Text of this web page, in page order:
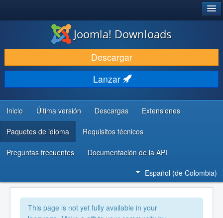
DESCARGAR
DESCUBRE Y APRENDE
COMUNIDAD Y AYUDA
RECURSOS PARA DESARROLLADORES
Joomla! Downloads
Descargar
Lanzar
Inicio Última versión Descargas Extensiones
Paquetes de idioma Requisitos técnicos
Preguntas frecuentes Documentación de la API
Español (de Colombia)
This page is not yet fully available in your